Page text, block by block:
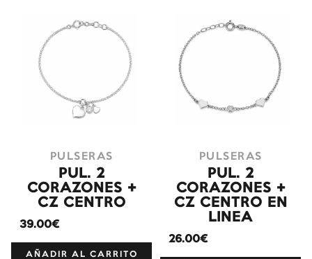
PULSERAS
PUL. 2
CORAZONES +
CZ CENTRO
39.00€
AÑADIR AL CARRITO
PULSERAS
PUL. 2
CORAZONES +
CZ CENTRO EN
LINEA
26.00€